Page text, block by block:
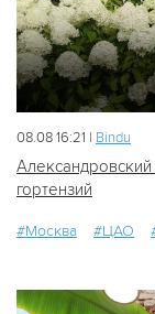
08.08 16:21 | Bindu
гортензий
#Москва #ЦАО